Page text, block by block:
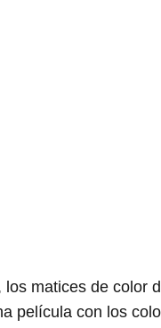
matices de color
película con los